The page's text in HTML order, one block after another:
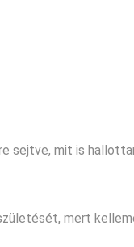
sejtve, mit is
mert